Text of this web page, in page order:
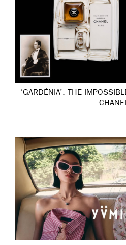
‘GARDÉNIA’: THE